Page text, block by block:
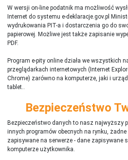
W wersji on-line podatnik ma możliwość
Internet do systemu e-deklaracje.gov.pl
wydrukowania PIT-a i dostarczenia go do
papierowej. Możliwe jest także zapisanie
PDF.
Program e-pity online działa we wszystkich
przeglądarkach internetowych (Internet
Chrome) zarówno na komputerze, jaki i
tablet..
Bezpieczeństwo
Bezpieczeństwo danych to nasz najwyższy
innych programów obecnych na rynku, ż
zapisywane na serwerze - dane zapisywane
komputerze użytkownika.